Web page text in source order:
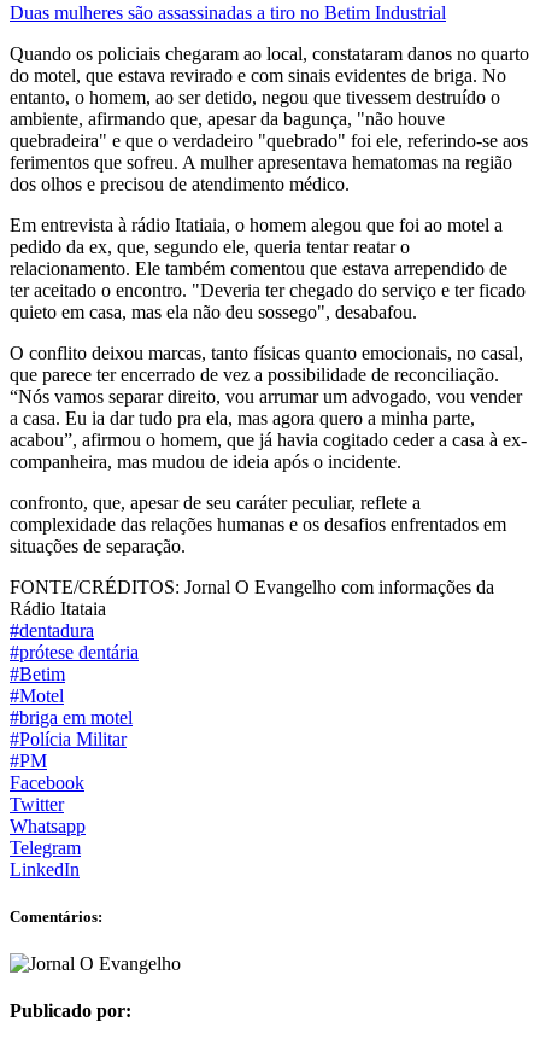
Duas mulheres são assassinadas a tiro no Betim Industrial
Quando os policiais chegaram ao local, constataram danos no quarto
do motel, que estava revirado e com sinais evidentes de briga. No
entanto, o homem, ao ser detido, negou que tivessem destruído o
ambiente, afirmando que, apesar da bagunça, "não houve
quebradeira" e que o verdadeiro "quebrado" foi ele, referindo-se aos
ferimentos que sofreu. A mulher apresentava hematomas na região
dos olhos e precisou de atendimento médico.
Em entrevista à rádio Itatiaia, o homem alegou que foi ao motel a
pedido da ex, que, segundo ele, queria tentar reatar o
relacionamento. Ele também comentou que estava arrependido de
ter aceitado o encontro. "Deveria ter chegado do serviço e ter ficado
quieto em casa, mas ela não deu sossego", desabafou.
O conflito deixou marcas, tanto físicas quanto emocionais, no casal,
que parece ter encerrado de vez a possibilidade de reconciliação.
“Nós vamos separar direito, vou arrumar um advogado, vou vender
a casa. Eu ia dar tudo pra ela, mas agora quero a minha parte,
acabou”, afirmou o homem, que já havia cogitado ceder a casa à ex-
companheira, mas mudou de ideia após o incidente.
confronto, que, apesar de seu caráter peculiar, reflete a
complexidade das relações humanas e os desafios enfrentados em
situações de separação.
FONTE/CRÉDITOS: Jornal O Evangelho com informações da
Rádio Itataia
#dentadura
#prótese dentária
#Betim
#Motel
#briga em motel
#Polícia Militar
#PM
Facebook
Twitter
Whatsapp
Telegram
LinkedIn
Comentários:
Publicado por: